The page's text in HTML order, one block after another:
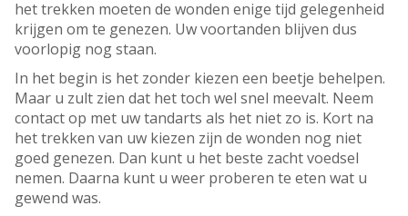
het trekken moeten de wonden enige tijd gelegenheid
krijgen om te genezen. Uw voortanden blijven dus
voorlopig nog staan.
In het begin is het zonder kiezen een beetje behelpen.
Maar u zult zien dat het toch wel snel meevalt. Neem
contact op met uw tandarts als het niet zo is. Kort na
het trekken van uw kiezen zijn de wonden nog niet
goed genezen. Dan kunt u het beste zacht voedsel
nemen. Daarna kunt u weer proberen te eten wat u
gewend was.